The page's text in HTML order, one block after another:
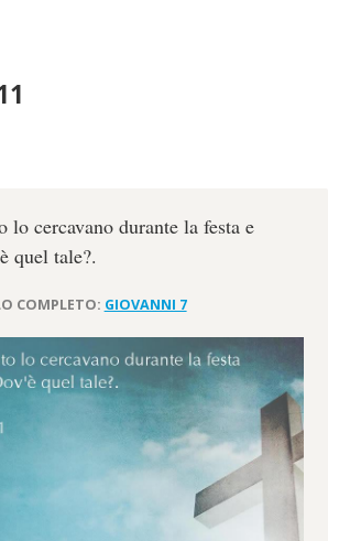
lo cercavano durante la festa e
quel tale?.
COMPLETO: GIOVANNI 7